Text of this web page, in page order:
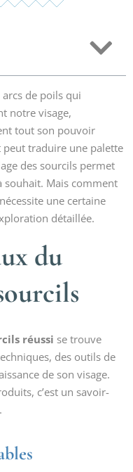
de poils qui
notre visage,
tout son pouvoir
peut traduire une palette
des sourcils permet
souhait. Mais comment
une certaine
détaillée.
du
réussi se trouve
des outils de
de son visage.
c’est un savoir-